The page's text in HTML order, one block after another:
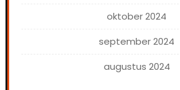
oktober 2024
september 2024
augustus 2024